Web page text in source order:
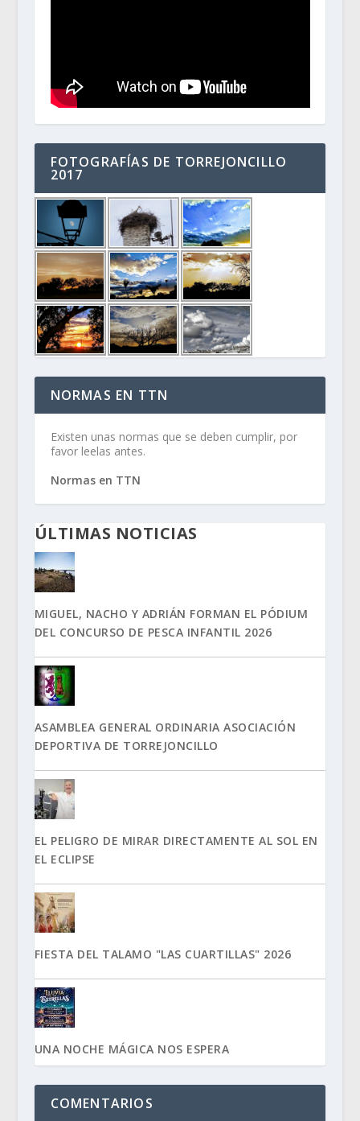
FOTOGRAFÍAS DE TORREJONCILLO
2017
NORMAS EN TTN
Existen unas normas que se deben cumplir, por
favor leelas antes.
Normas en TTN
ÚLTIMAS NOTICIAS
MIGUEL, NACHO Y ADRIÁN FORMAN EL PÓDIUM
DEL CONCURSO DE PESCA INFANTIL 2026
ASAMBLEA GENERAL ORDINARIA ASOCIACIÓN
DEPORTIVA DE TORREJONCILLO
EL PELIGRO DE MIRAR DIRECTAMENTE AL SOL EN
EL ECLIPSE
FIESTA DEL TALAMO "LAS CUARTILLAS" 2026
UNA NOCHE MÁGICA NOS ESPERA
COMENTARIOS